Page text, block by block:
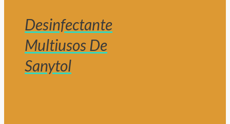
Desinfectante
Multiusos De
Sanytol